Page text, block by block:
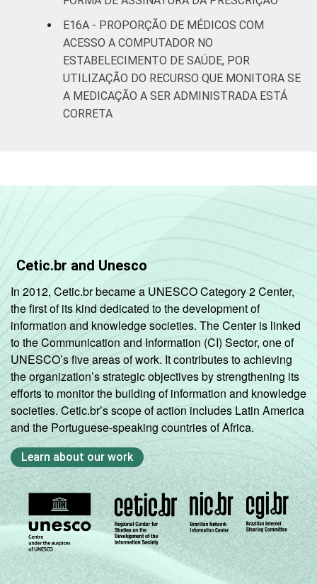
E16A - PROPORÇÃO DE MÉDICOS COM
ACESSO A COMPUTADOR NO
ESTABELECIMENTO DE SAÚDE, POR
UTILIZAÇÃO DO RECURSO QUE MONITORA SE
A MEDICAÇÃO A SER ADMINISTRADA ESTÁ
CORRETA
Cetic.br and Unesco
In 2012, Cetic.br became a UNESCO Category 2 Center,
the first of its kind dedicated to the development of
information and knowledge societies. The Center is linked
to the Communication and Information (CI) Sector, one of
UNESCO’s five areas of work. It contributes to achieving
the organization’s strategic objectives by strengthening its
efforts to monitor the building of information and knowledge
societies. Cetic.br’s scope of action includes Latin America
and the Portuguese-speaking countries of Africa.
Learn about our work